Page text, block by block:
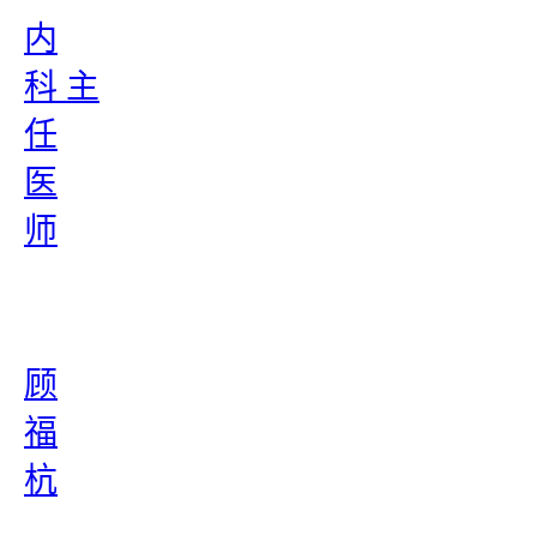
内
科 主
任
医
师
顾
福
杭